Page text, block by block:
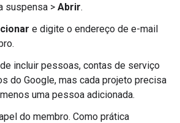
suspensa > Abrir.
e digite o endereço de e-mail
incluir pessoas, contas de serviço
do Google, mas cada projeto precisa
uma pessoa adicionada.
do membro. Como prática